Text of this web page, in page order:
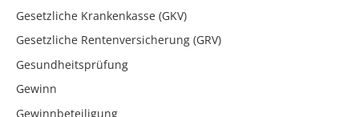
Gesetzliche Krankenkasse (GKV)
Gesetzliche Rentenversicherung (GRV)
Gesundheitsprüfung
Gewinn
Gewinnbeteiligung